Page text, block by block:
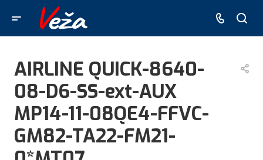
AIRLINE QUICK-8640-
08-D6-SS-ext-AUX
MP14-11-08QE4-FFVC-
GM82-TA22-FM21-